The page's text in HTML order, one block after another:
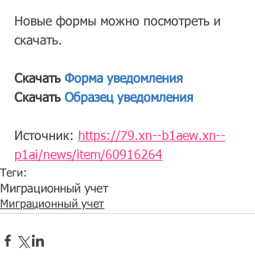
Новые формы можно посмотреть и
скачать.
Скачать Форма уведомления
Скачать Образец уведомления
Источник: https://79.xn--b1aew.xn--
p1ai/news/item/60916264
Теги:
Миграционный учет
Миграционный учет